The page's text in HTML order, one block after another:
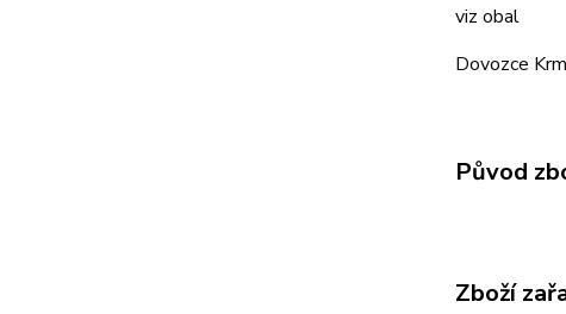
viz obal
Dovozce
Původ
Zboží